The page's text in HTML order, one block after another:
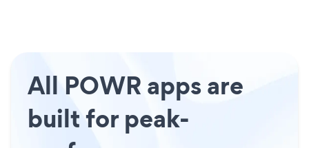
All POWR apps are
built for peak-